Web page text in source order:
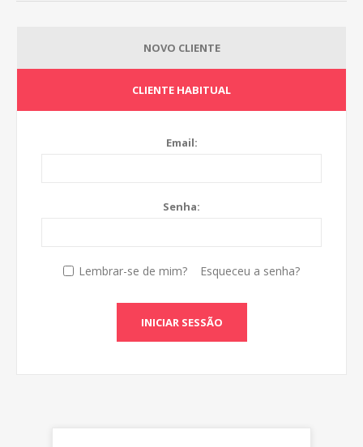
NOVO CLIENTE
CLIENTE HABITUAL
Email:
Senha:
Lembrar-se de mim? Esqueceu a senha?
INICIAR SESSÃO